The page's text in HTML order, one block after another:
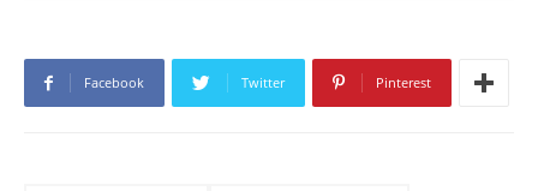
Facebook Twitter Pinterest